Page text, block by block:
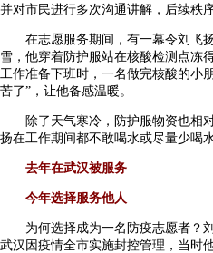
并对市民进行多次沟通讲解，后续秩
在志愿服务期间，有一幕令刘飞扬
雪，他穿着防护服站在核酸检测点冻
工作准备下班时，一名做完核酸的小
苦了”，让他备感温暖。
除了天气寒冷，防护服物资也相
扬在工作期间都不敢喝水或尽量少喝
去年在武汉被服务
今年选择服务他人
为何选择成为一名防疫志愿者？刘
武汉因疫情全市实施封控管理，当时